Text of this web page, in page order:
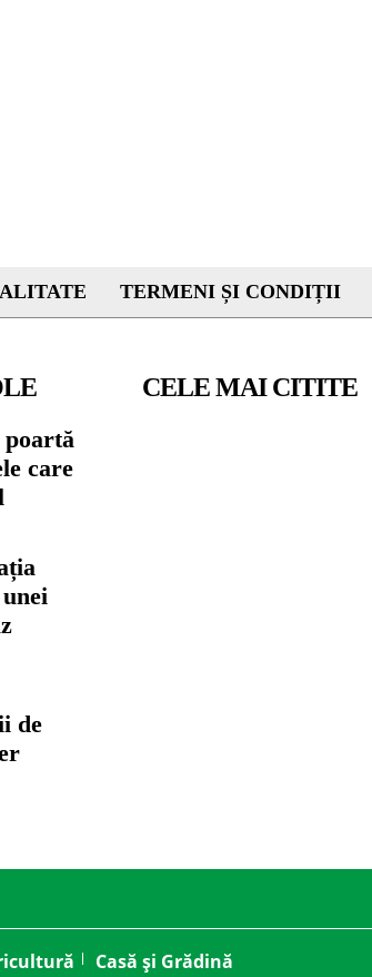
TERMENI ȘI CONDIȚII
poartă
care
de
CELE MAI CITITE
Casă și Grădină